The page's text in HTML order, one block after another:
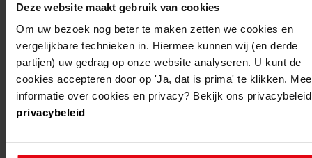
Deze website maakt gebruik van cookies
Om uw bezoek nog beter te maken zetten we cookies en
vergelijkbare technieken in. Hiermee kunnen wij (en derde
partijen) uw gedrag op onze website analyseren. U kunt de
cookies accepteren door op 'Ja, dat is prima' te klikken.
informatie over cookies en privacy? Bekijk ons privacybeleid
privacybeleid
jacob
kwastlaan
15
veranderen /
vergroten van een
woonhuis
wognum
wognum,
jacob
het vergroten van
een keuken